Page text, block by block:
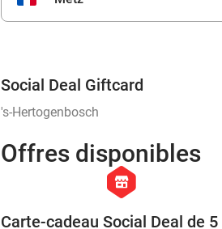
Social Deal Giftcard
's-Hertogenbosch
Offres disponibles
hexagon
store
Carte-cadeau Social Deal de 5